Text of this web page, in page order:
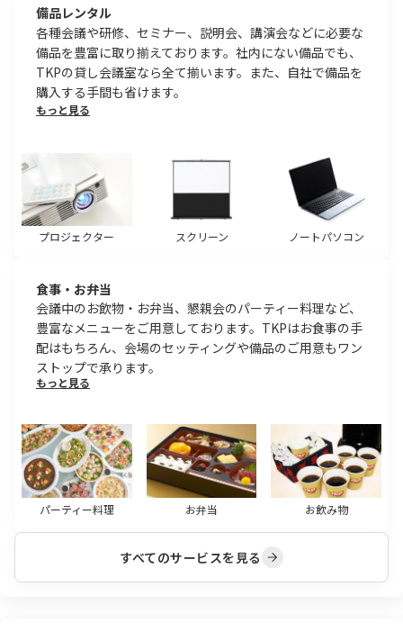
備品レンタル
各種会議や研修、セミナー、説明会、講演会などに必要な
備品を豊富に取り揃えております。社内にない備品でも、
TKPの貸し会議室なら全て揃います。また、自社で備品を
購入する手間も省けます。
もっと見る
プロジェクター スクリーン ノートパソコン
食事・お弁当
会議中のお飲物・お弁当、懇親会のパーティー料理など、
豊富なメニューをご用意しております。TKPはお食事の手
配はもちろん、会場のセッティングや備品のご用意もワン
ストップで承ります。
もっと見る
パーティー料理 お弁当 お飲み物
すべてのサービスを見る